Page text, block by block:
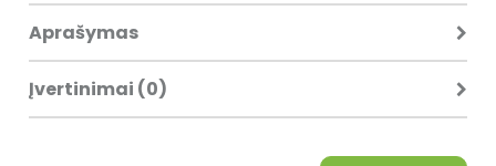
Aprašymas
Įvertinimai (0)